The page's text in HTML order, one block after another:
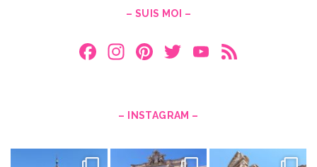
– SUIS MOI –
F
o
In
gr
a
Pi
es
t
T
er
Y
u
– INSTAGRAM –